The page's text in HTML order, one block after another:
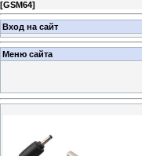
[GSM64]
Вход на сайт
Меню сайта